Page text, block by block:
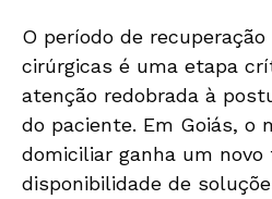
O período de
cirúrgicas é uma etapa
atenção redobrada à
do paciente. Em Goiás, o
domiciliar ganha um novo
disponibilidade de